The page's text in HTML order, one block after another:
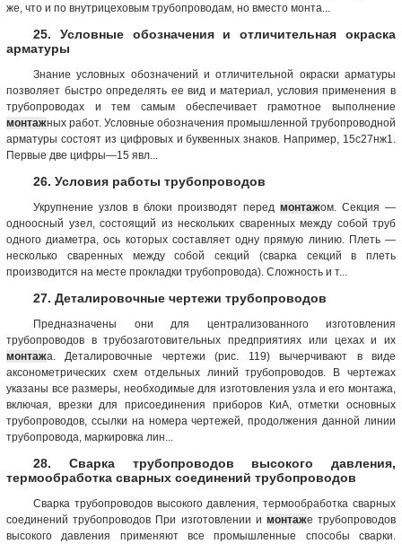
же, что и по внутрицеховым трубопроводам, но вместо монта...
25. Условные обозначения и отличительная окраска
арматуры
Знание условных обозначений и отличительной окраски арматуры
позволяет быстро определять ее вид и материал, условия применения в
трубопроводах и тем самым обеспечивает грамотное выполнение
монтажных работ. Условные обозначения промышленной трубопроводной
арматуры состоят из цифровых и буквенных знаков. Например, 15с27нж1.
Первые две цифры—15 явл...
26. Условия работы трубопроводов
Укрупнение узлов в блоки производят перед монтажом. Секция —
одноосный узел, состоящий из нескольких сваренных между собой труб
одного диаметра, ось которых составляет одну прямую линию. Плеть —
несколько сваренных между собой секций (сварка секций в плеть
производится на месте прокладки трубопровода). Сложность и т...
27. Деталировочные чертежи трубопроводов
Предназначены они для централизованного изготовления
трубопроводов в трубозаготовительных предприятиях или цехах и их
монтажа. Деталировочные чертежи (рис. 119) вычерчивают в виде
аксонометрических схем отдельных линий трубопроводов. В чертежах
указаны все размеры, необходимые для изготовления узла и его монтажа,
включая, врезки для присоединения приборов КиА, отметки основных
трубопроводов, ссылки на номера чертежей, продолжения данной линии
трубопровода, маркировка лин...
28. Сварка трубопроводов высокого давления,
термообработка сварных соединений трубопроводов
Сварка трубопроводов высокого давления, термообработка сварных
соединений трубопроводов При изготовлении и монтаже трубопроводов
высокого давления применяют все промышленные способы сварки.